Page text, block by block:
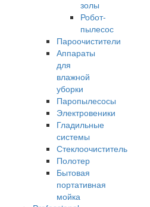
золы
Робот-
пылесос
Пароочистители
Аппараты
для
влажной
уборки
Паропылесосы
Электровеники
Гладильные
системы
Стеклоочиститель
Полотер
Бытовая
портативная
мойка